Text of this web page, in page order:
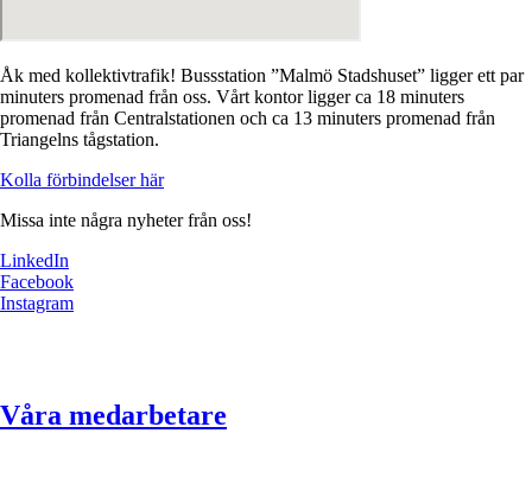
Åk med kollektivtrafik! Bussstation ”Malmö Stadshuset” ligger ett par
minuters promenad från oss. Vårt kontor ligger ca 18 minuters
promenad från Centralstationen och ca 13 minuters promenad från
Triangelns tågstation.
Kolla förbindelser här
Missa inte några nyheter från oss!
LinkedIn
Facebook
Instagram
Våra medarbetare